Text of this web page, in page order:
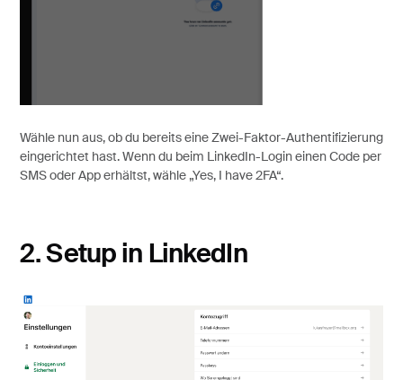
Wähle nun aus, ob du bereits eine Zwei-Faktor-Authentifizierung
eingerichtet hast. Wenn du beim LinkedIn-Login einen Code per
SMS oder App erhältst, wähle „Yes, I have 2FA“.
2. Setup in LinkedIn